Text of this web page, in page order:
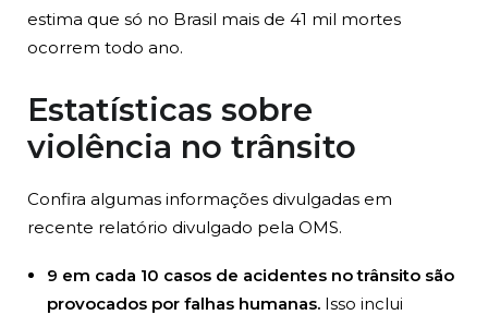
estima que só no Brasil mais de 41 mil mortes
ocorrem todo ano.
Estatísticas sobre
violência no trânsito
Confira algumas informações divulgadas em
recente relatório divulgado pela OMS.
9 em cada 10 casos de acidentes no trânsito são
provocados por falhas humanas. Isso inclui